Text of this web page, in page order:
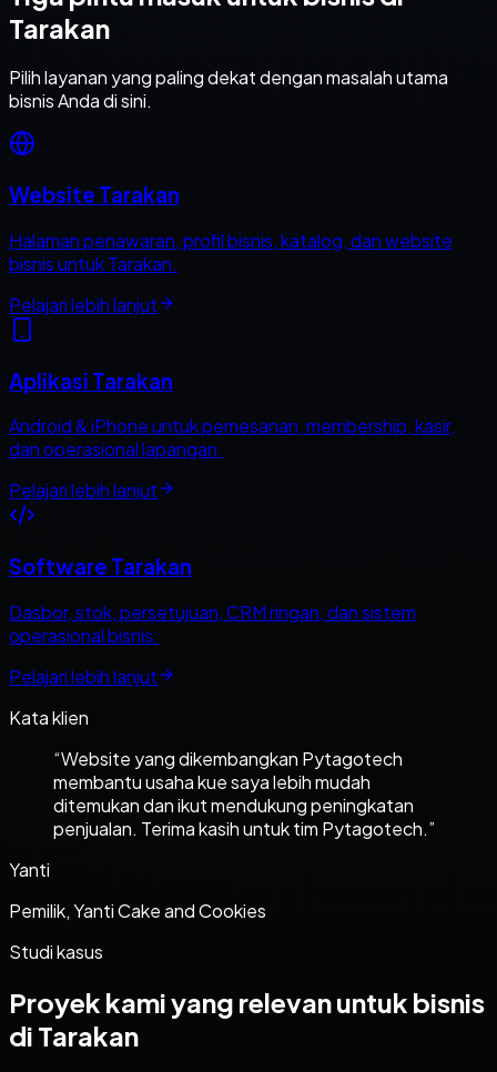
Tarakan
Pilih layanan yang paling dekat dengan masalah utama
bisnis Anda di sini.
Website Tarakan
Halaman penawaran, profil bisnis, katalog, dan website
bisnis untuk Tarakan.
Pelajari lebih lanjut
Aplikasi Tarakan
Android & iPhone untuk pemesanan, membership, kasir,
dan operasional lapangan.
Pelajari lebih lanjut
Software Tarakan
Dasbor, stok, persetujuan, CRM ringan, dan sistem
operasional bisnis.
Pelajari lebih lanjut
Kata klien
“Website yang dikembangkan Pytagotech
membantu usaha kue saya lebih mudah
ditemukan dan ikut mendukung peningkatan
penjualan. Terima kasih untuk tim Pytagotech.”
Yanti
Pemilik, Yanti Cake and Cookies
Studi kasus
Proyek kami yang relevan untuk bisnis
di Tarakan